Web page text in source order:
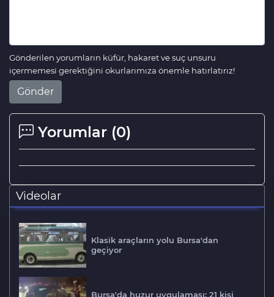
Gönderilen yorumların küfür, hakaret ve suç unsuru
içermemesi gerektiğini okurlarımıza önemle hatırlatırız!
Gönder
Yorumlar (0)
Videolar
Klasik araçların yolu Bursa'dan
geçiyor
Bursa'da huzur uygulaması: 21 kişi